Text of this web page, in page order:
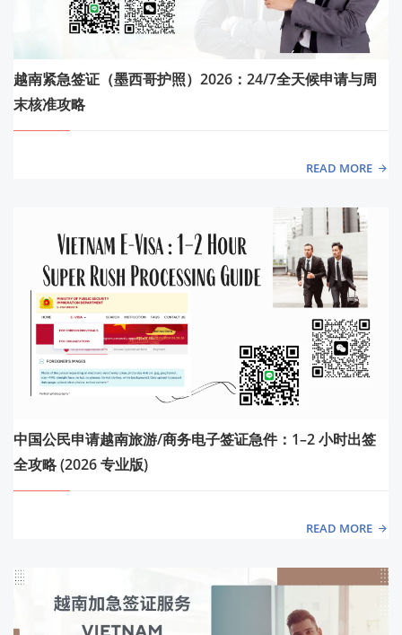
越南紧急签证（墨西哥护照）2026：24/7全天候申请与周
末核准攻略
READ MORE
中国公民申请越南旅游/商务电子签证急件：1–2 小时出签
全攻略 (2026 专业版)
READ MORE